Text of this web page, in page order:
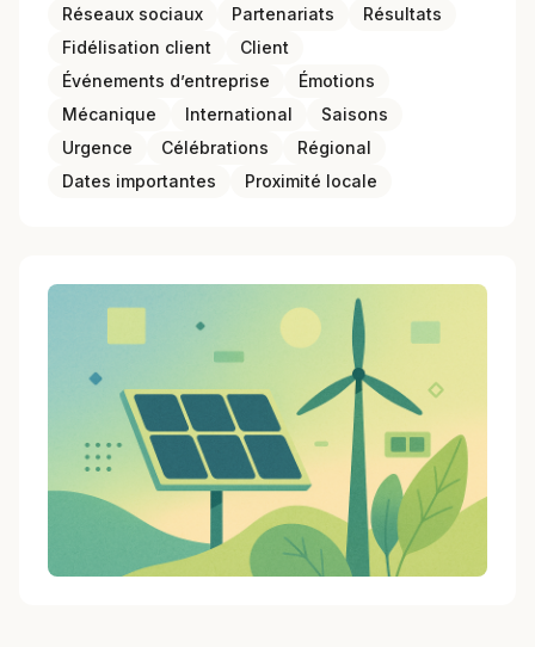
Réseaux sociaux
Partenariats
Résultats
Fidélisation client
Client
Événements d’entreprise
Émotions
Mécanique
International
Saisons
Urgence
Célébrations
Régional
Dates importantes
Proximité locale